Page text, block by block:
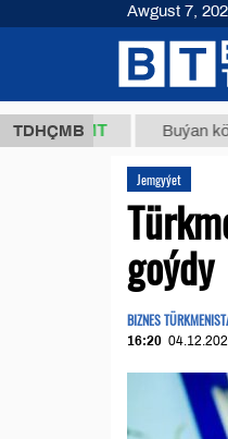
TDHÇMB
ТМТ Buýan köküniň
Jemgyýet
goýdy
BIZNES
16:20
Awgust 7,